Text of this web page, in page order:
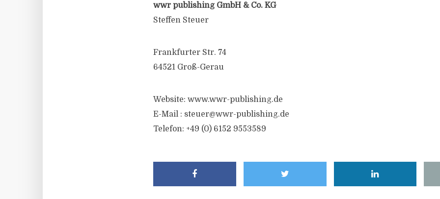
wwr publishing GmbH & Co. KG
Steffen Steuer
Frankfurter Str. 74
64521 Groß-Gerau
Website: www.wwr-publishing.de
E-Mail : steuer@wwr-publishing.de
Telefon: +49 (0) 6152 9553589